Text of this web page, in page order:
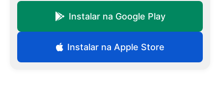
Instalar na Google Play
Instalar na Apple Store